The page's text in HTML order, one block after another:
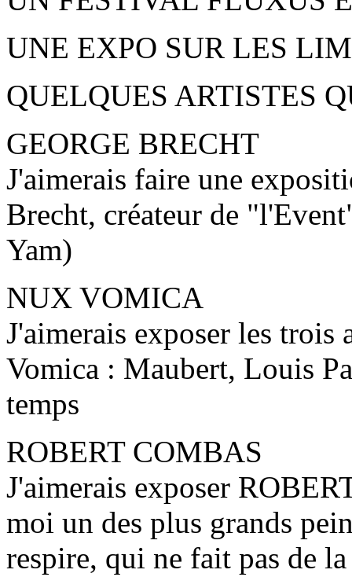
UNE EXPO SUR LES
QUELQUES ARTISTES
GEORGE BRECHT
J'aimerais faire une
Brecht, créateur de
Yam)
NUX VOMICA
J'aimerais exposer les
Vomica : Maubert, Louis
temps
ROBERT COMBAS
J'aimerais exposer
moi un des plus grands
respire, qui ne fait pas de